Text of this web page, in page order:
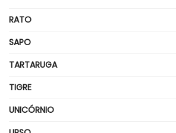
RATO
SAPO
TARTARUGA
TIGRE
UNICÓRNIO